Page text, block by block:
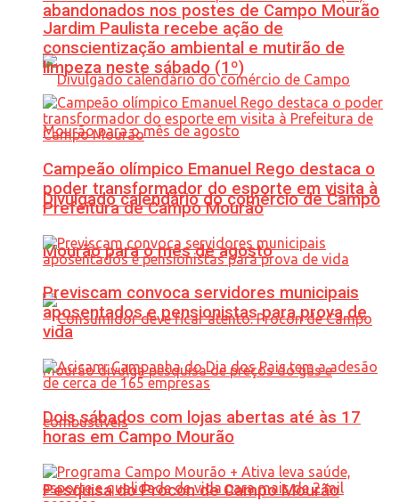
abandonados nos postes de Campo Mourão
Divulgado calendário do comércio de Campo
Mourão para o mês de agosto
Pesquisa do Procon de Campo Mourão
Jardim Paulista recebe ação de
conscientização ambiental e mutirão de
limpeza neste sábado (1º)
Campeão olímpico Emanuel Rego destaca o
poder transformador do esporte em visita à
Prefeitura de Campo Mourão
Previscam convoca servidores municipais
aposentados e pensionistas para prova de
vida
Dois sábados com lojas abertas até às 17
horas em Campo Mourão